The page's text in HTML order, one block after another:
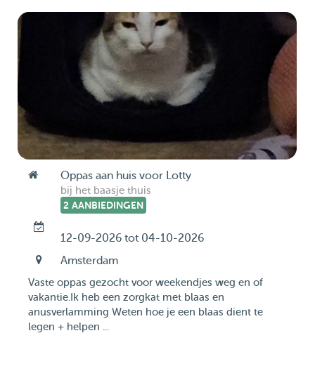
Oppas aan huis voor Lotty
bij het baasje thuis
2 AANBIEDINGEN
12-09-2026 tot 04-10-2026
Amsterdam
Vaste oppas gezocht voor weekendjes weg en of
vakantie.Ik heb een zorgkat met blaas en
anusverlamming Weten hoe je een blaas dient te
legen + helpen ...